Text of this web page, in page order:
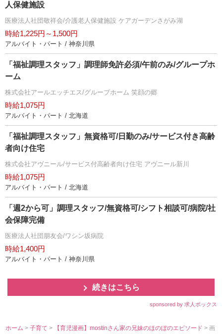
人保健施設
医療法人社団敬祥会/介護老人保健施設 ケアガーデンさがみ湖
時給1,225円～1,500円
アルバイト・パート / 神奈川県
「福祉調理スタッフ」調理師免許必須/午前のみ/グループホ
ーム
株式会社アールエッチエス/グループホーム 笑顔の郷
時給1,075円
アルバイト・パート / 北海道
「福祉調理スタッフ」無資格可/日勤のみ/サービス付き高齢
者向け住宅
株式会社アヴニール/サービス付高齢者向け住宅 アヴニール新川
時給1,075円
アルバイト・パート / 北海道
「週2から可」調理スタッフ/無資格可/シフト相談可/病院/社
会保障完備
医療法人社団朋友会/ワシン坂病院
時給1,400円
アルバイト・パート / 神奈川県
続きはこちら
sponsored by 求人ボックス
ホーム >子育て> 【育児漫画】mostinさん家の兄妹のほのぼのエピソード> 画